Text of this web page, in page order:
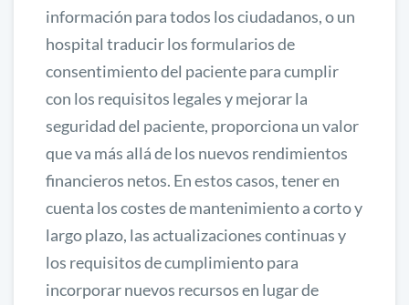
información para todos los ciudadanos, o un
hospital traducir los formularios de
consentimiento del paciente para cumplir
con los requisitos legales y mejorar la
seguridad del paciente, proporciona un valor
que va más allá de los nuevos rendimientos
financieros netos. En estos casos, tener en
cuenta los costes de mantenimiento a corto y
largo plazo, las actualizaciones continuas y
los requisitos de cumplimiento para
incorporar nuevos recursos en lugar de